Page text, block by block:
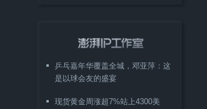
乒乓嘉年华覆盖全城，邓亚萍：这
是以球会友的盛宴
现货黄金周涨超7%站上4300美